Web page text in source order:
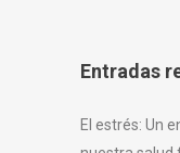
Entradas
El estrés: Un